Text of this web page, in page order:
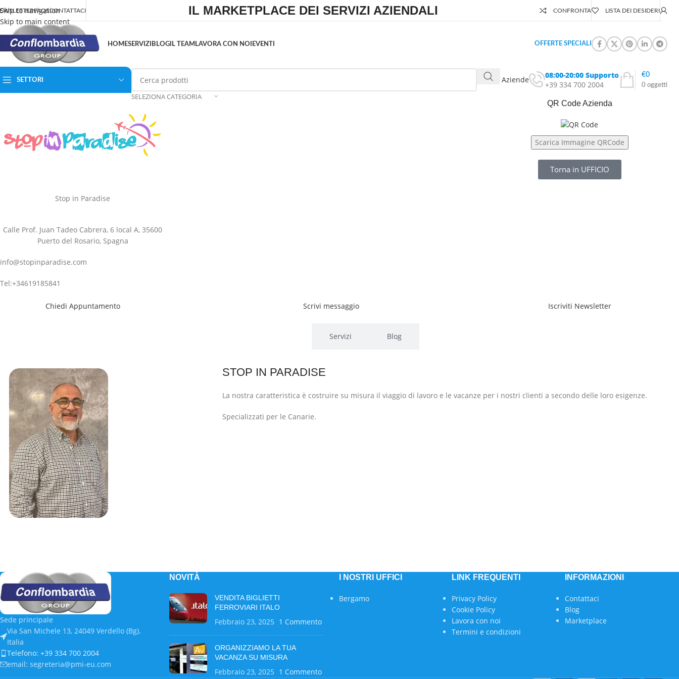
Skip to navigation
Skip to main content
FAQSCONTATTACI IL MARKETPLACE DEI SERVIZI AZIENDALI CONFRONTA LISTA DEI DESIDERI
HOMESERVIZI BLOG IL TEAM LAVORA CON NOI EVENTI OFFERTE SPECIALI
SETTORI
SELEZIONA CATEGORIA
Elenco Aziende
08:00-20:00 Supporto
+39 334 700 2004
0 oggetti
€0
Stop in Paradise
Calle Prof. Juan Tadeo Cabrera, 6 local A, 35600
Puerto del Rosario, Spagna
info@stopinparadise.com
Tel:+34619185841
QR Code Azienda
Scarica Immagine QRCode
Torna in UFFICIO
Chiedi Appuntamento Scrivi messaggio Iscriviti Newsletter
Servizi Blog
STOP IN PARADISE
La nostra caratteristica è costruire su misura il viaggio di lavoro e le vacanze per i nostri clienti a secondo delle loro esigenze.
Specializzati per le Canarie.
Sede principale
Via San Michele 13, 24049 Verdello (Bg).
Italia
Telefono: +39 334 700 2004
email: segreteria@pmi-eu.com
NOVITÀ
VENDITA BIGLIETTI
FERROVIARI ITALO
Febbraio 23, 2025 1 Commento
ORGANIZZIAMO LA TUA
VACANZA SU MISURA
Febbraio 23, 2025 1 Commento
I NOSTRI UFFICI
Bergamo
LINK FREQUENTI
Privacy Policy
Cookie Policy
Lavora con noi
Termini e condizioni
INFORMAZIONI
Contattaci
Blog
Marketplace